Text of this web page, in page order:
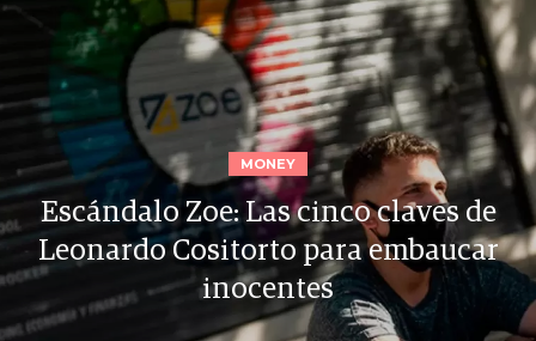
MONEY
Escándalo Zoe: Las cinco claves de
Leonardo Cositorto para embaucar
inocentes